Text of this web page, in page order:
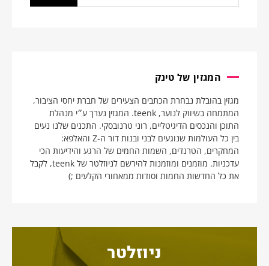
המגזין של טינק
מגזין בהובלת נבחרת הכתבים הצעירים של חברת יחסי הציבור,
המתמחה בשיווק לנוער, teenk. המגזין נערך ע״י מנהלת
התוכן והנכסים הדיגיטליים, רוני טרנובסקי. התכנים שלנו נעים
בין כל העולמות שנוגעים לבני ובנות דור ה-Z והאלפא:
המחקרים, הטרנדים, השמות החמים של הרגע והידיעות הכי
עדכניות. מוזמנים ומוזמנות להירשם לניוזלטר של teenk, לקבל
את כל החדשות החמות וסודות ממאחורי הקלעים ;)
ניוזלטר